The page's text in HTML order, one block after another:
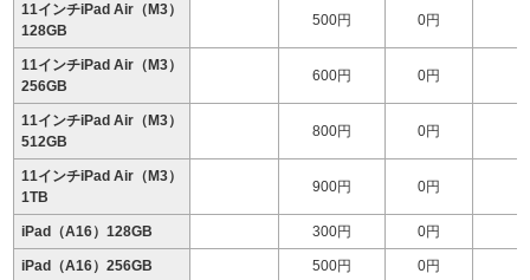
11インチiPad Air（M3）
128GB
500円 0円
11インチiPad Air（M3）
256GB
600円 0円
11インチiPad Air（M3）
512GB
800円 0円
11インチiPad Air（M3）
1TB
900円 0円
iPad（A16）128GB 300円 0円
iPad（A16）256GB 500円 0円